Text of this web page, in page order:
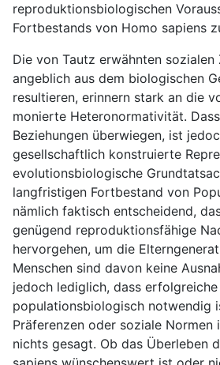
reproduktionsbiologischen
Fortbestands von Homo sapiens
Die von Tautz erwähnten sozialen
angeblich aus dem biologischen
resultieren, erinnern stark an die
monierte Heteronormativität.
Beziehungen überwiegen, ist
gesellschaftlich konstruierte
evolutionsbiologische
langfristigen Fortbestand von
nämlich faktisch entscheidend,
genügend reproduktionsfähige
hervorgehen, um die
Menschen sind davon keine
jedoch lediglich, dass
populationsbiologisch notwendig
Präferenzen oder soziale Normen
nichts gesagt. Ob das Überleben